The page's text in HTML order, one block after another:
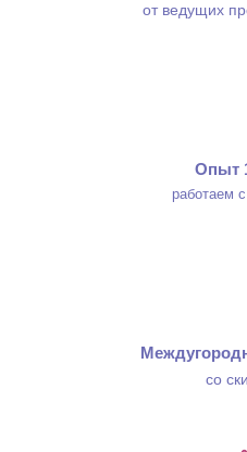
от ведущих
Опыт
работаем
со